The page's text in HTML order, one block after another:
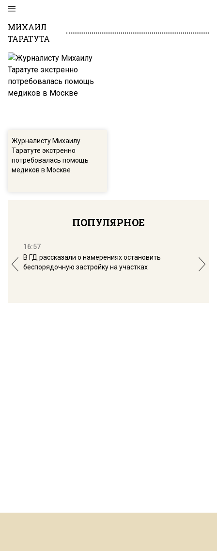
МИХАИЛ
ТАРАТУТА
Журналисту Михаилу
Таратуте экстренно
потребовалась помощь
медиков в Москве
ПОПУЛЯРНОЕ
16:57
В ГД рассказали о намерениях остановить
беспорядочную застройку на участках